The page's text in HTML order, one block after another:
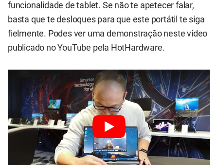
funcionalidade de tablet. Se não te apetecer falar,
basta que te desloques para que este portátil te siga
fielmente. Podes ver uma demonstração neste vídeo
publicado no YouTube pela HotHardware.